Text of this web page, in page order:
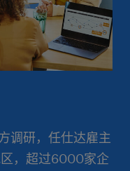
调研，任仕达雇主
，超过6000家企